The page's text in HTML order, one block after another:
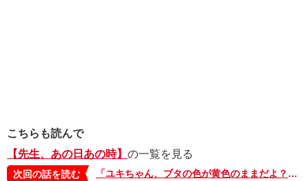
こちらも読んで
【先生、あの日あの時】 の一覧を見る
次回の話を読む
「ユキちゃん、ブタの色が黄色のままだよ？」幼稚園で、大好きな先生が急に怒り出した時のこと【先生、あの日あの時・9】